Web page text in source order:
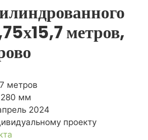
метров,
метров
280 мм
2024
проекту